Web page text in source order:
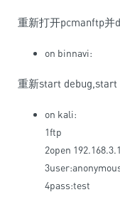
重新打开pcmanftp并
on binnavi:
重新start
on kali:
1
2
3
4
ftp
open
user:
pass:test